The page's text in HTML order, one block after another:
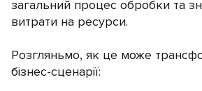
загальний процес обробки та
витрати на ресурси.
Розгляньмо, як це може
бізнес-сценарії: